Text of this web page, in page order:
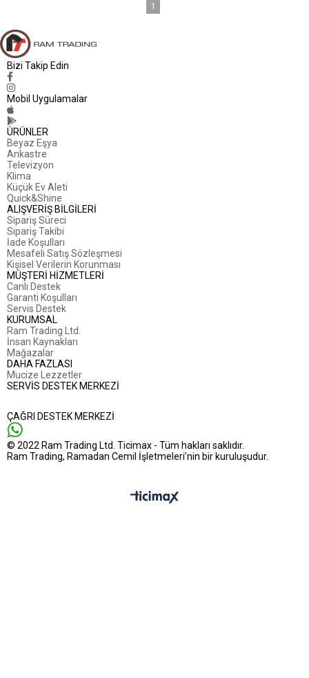
1
Bizi Takip Edin
Mobil Uygulamalar
ÜRÜNLER
Beyaz Eşya
Ankastre
Televizyon
Klima
Küçük Ev Aleti
Quick&Shine
ALIŞVERİŞ BİLGİLERİ
Sipariş Süreci
Sipariş Takibi
İade Koşulları
Mesafeli Satış Sözleşmesi
Kişisel Verilerin Korunması
MÜŞTERİ HİZMETLERİ
Canlı Destek
Garanti Koşulları
Servis Destek
KURUMSAL
Ram Trading Ltd.
İnsan Kaynakları
Mağazalar
DAHA FAZLASI
Mucize Lezzetler
SERVİS DESTEK MERKEZİ
ÇAĞRI DESTEK MERKEZİ
© 2022 Ram Trading Ltd. Ticimax - Tüm hakları saklıdır.
Ram Trading, Ramadan Cemil İşletmeleri’nin bir kuruluşudur.